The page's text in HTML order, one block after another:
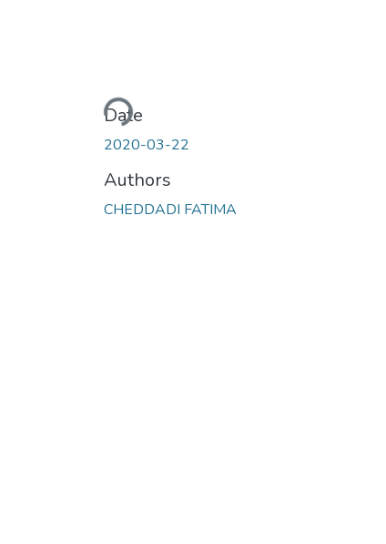
Loading...
Date
2020-03-22
Authors
CHEDDADI FATIMA